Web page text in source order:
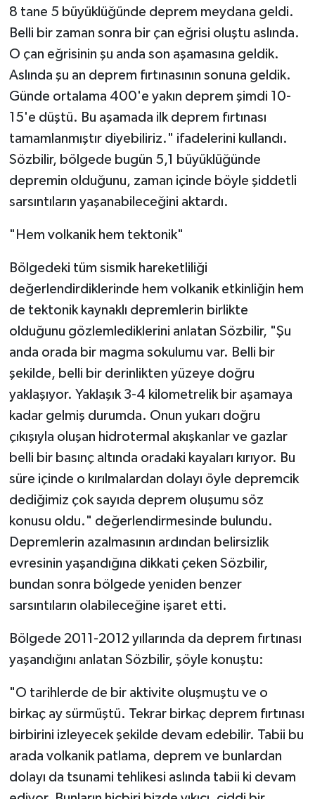
8 tane 5 büyüklüğünde deprem meydana geldi.
Belli bir zaman sonra bir çan eğrisi oluştu aslında.
O çan eğrisinin şu anda son aşamasına geldik.
Aslında şu an deprem fırtınasının sonuna geldik.
Günde ortalama 400'e yakın deprem şimdi 10-
15'e düştü. Bu aşamada ilk deprem fırtınası
tamamlanmıştır diyebiliriz." ifadelerini kullandı.
Sözbilir, bölgede bugün 5,1 büyüklüğünde
depremin olduğunu, zaman içinde böyle şiddetli
sarsıntıların yaşanabileceğini aktardı.
"Hem volkanik hem tektonik"
Bölgedeki tüm sismik hareketliliği
değerlendirdiklerinde hem volkanik etkinliğin hem
de tektonik kaynaklı depremlerin birlikte
olduğunu gözlemlediklerini anlatan Sözbilir, "Şu
anda orada bir magma sokulumu var. Belli bir
şekilde, belli bir derinlikten yüzeye doğru
yaklaşıyor. Yaklaşık 3-4 kilometrelik bir aşamaya
kadar gelmiş durumda. Onun yukarı doğru
çıkışıyla oluşan hidrotermal akışkanlar ve gazlar
belli bir basınç altında oradaki kayaları kırıyor. Bu
süre içinde o kırılmalardan dolayı öyle depremcik
dediğimiz çok sayıda deprem oluşumu söz
konusu oldu." değerlendirmesinde bulundu.
Depremlerin azalmasının ardından belirsizlik
evresinin yaşandığına dikkati çeken Sözbilir,
bundan sonra bölgede yeniden benzer
sarsıntıların olabileceğine işaret etti.
Bölgede 2011-2012 yıllarında da deprem fırtınası
yaşandığını anlatan Sözbilir, şöyle konuştu:
"O tarihlerde de bir aktivite oluşmuştu ve o
birkaç ay sürmüştü. Tekrar birkaç deprem fırtınası
birbirini izleyecek şekilde devam edebilir. Tabii bu
arada volkanik patlama, deprem ve bunlardan
dolayı da tsunami tehlikesi aslında tabii ki devam